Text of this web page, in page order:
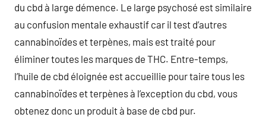
du cbd à large démence. Le large psychosé est similaire
au confusion mentale exhaustif car il test d’autres
cannabinoïdes et terpènes, mais est traité pour
éliminer toutes les marques de THC. Entre-temps,
l’huile de cbd éloignée est accueillie pour taire tous les
cannabinoïdes et terpènes à l’exception du cbd, vous
obtenez donc un produit à base de cbd pur.